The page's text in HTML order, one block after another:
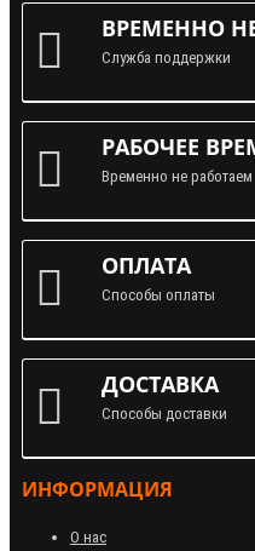
ВРЕМЕННО
Служба поддержки
РАБОЧЕЕ
Временно не работаем
ОПЛАТА
Способы оплаты
ДОСТАВКА
Способы доставки
ИНФОРМАЦИЯ
О нас